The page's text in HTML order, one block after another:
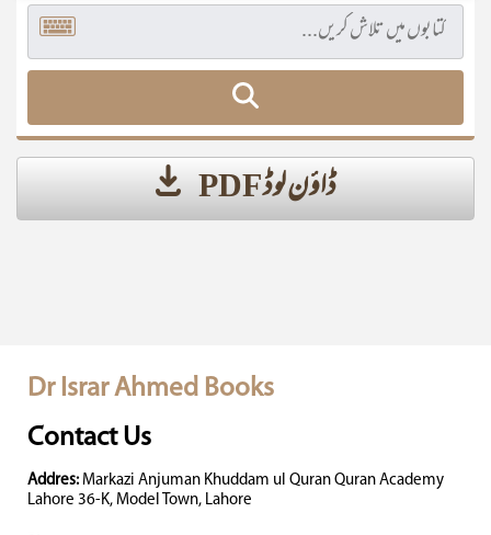
ڈاؤن لوڈ PDF
Dr Israr Ahmed Books
Contact Us
Addres: Markazi Anjuman Khuddam ul Quran Quran Academy
Lahore 36-K, Model Town, Lahore